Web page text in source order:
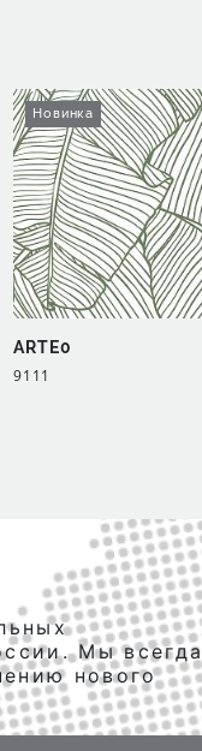
Новинка
ARTE0
9111
Мы всегда
нового